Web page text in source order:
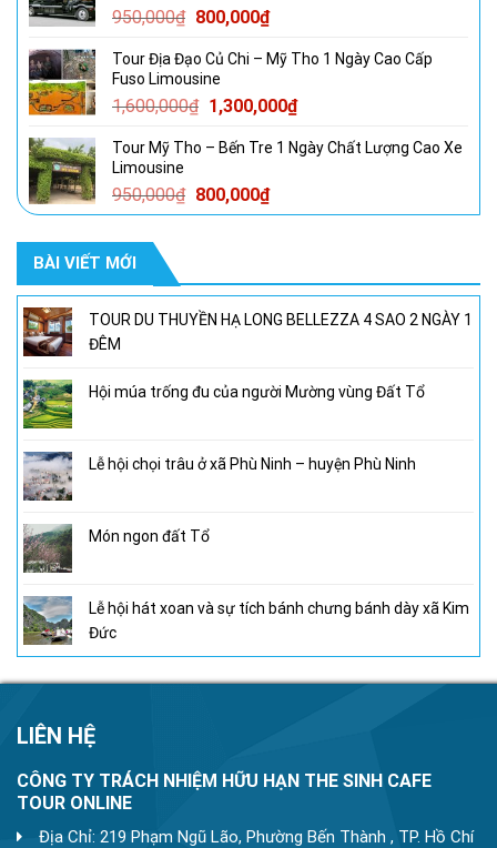
950,000₫ Giá
là:
950,000₫.
800,000₫Giá
tại
800,000₫.
Tour Địa Đạo Củ Chi – Mỹ Tho 1 Ngày Cao Cấp
Fuso Limousine
1,600,000₫ Giá
là:
1,300,000₫Giá
tại
Tour Mỹ Tho – Bến Tre 1 Ngày Chất Lượng Cao Xe
Limousine
950,000₫ Giá
gốc
800,000₫Giá
hiện
800,000₫.
BÀI VIẾT MỚI
TOUR DU THUYỀN HẠ LONG BELLEZZA 4 SAO 2 NGÀY 1
ĐÊM
Hội múa trống đu của người Mường vùng Đất Tổ
Lễ hội chọi trâu ở xã Phù Ninh – huyện Phù Ninh
Món ngon đất Tổ
Lễ hội hát xoan và sự tích bánh chưng bánh dày xã Kim
Đức
LIÊN HỆ
CÔNG TY TRÁCH NHIỆM HỮU HẠN THE SINH CAFE
TOUR ONLINE
Địa Chỉ: 219 Phạm Ngũ Lão, Phường Bến Thành , TP. Hồ Chí